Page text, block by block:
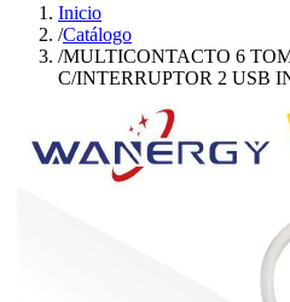
Inicio
/Catálogo
/MULTICONTACTO 6
C/INTERRUPTOR 2 USB